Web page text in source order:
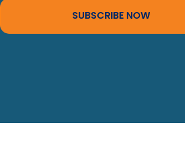
SUBSCRIBE NOW